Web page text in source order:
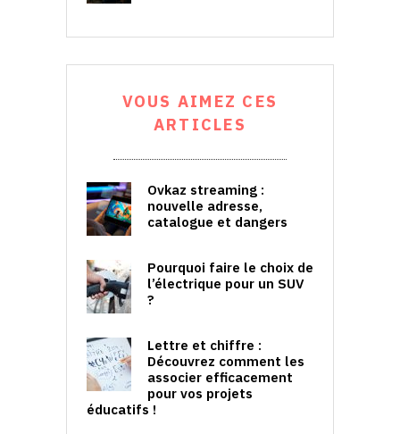
VOUS AIMEZ CES
ARTICLES
Ovkaz streaming :
nouvelle adresse,
catalogue et dangers
Pourquoi faire le choix de
l’électrique pour un SUV
?
Lettre et chiffre :
Découvrez comment les
associer efficacement
pour vos projets
éducatifs !